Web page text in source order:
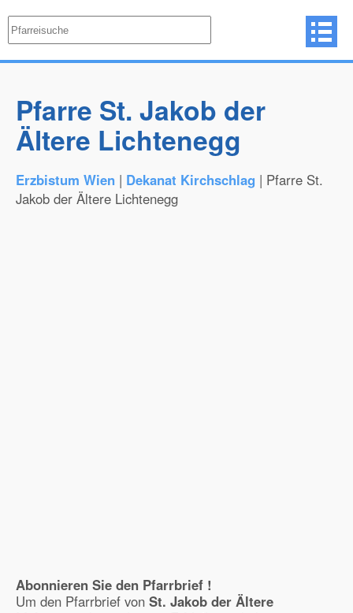
Pfarre St. Jakob der
Ältere Lichtenegg
Erzbistum Wien | Dekanat Kirchschlag | Pfarre St.
Jakob der Ältere Lichtenegg
Abonnieren Sie den Pfarrbrief !
Um den Pfarrbrief von St. Jakob der Ältere